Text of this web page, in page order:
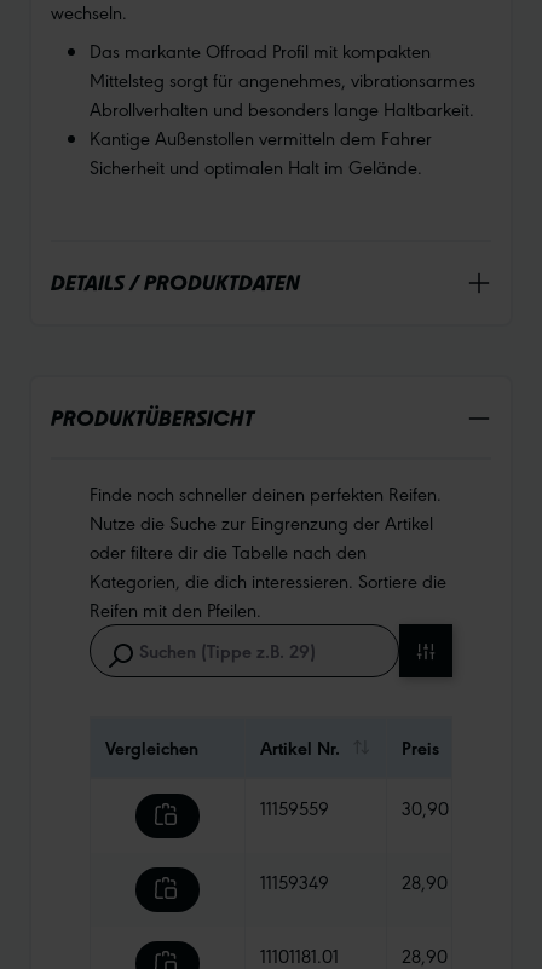
wechseln.
Das markante Offroad Profil mit kompakten
Mittelsteg sorgt für angenehmes, vibrationsarmes
Abrollverhalten und besonders lange Haltbarkeit.
Kantige Außenstollen vermitteln dem Fahrer
Sicherheit und optimalen Halt im Gelände.
DETAILS / PRODUKTDATEN
PRODUKTÜBERSICHT
Finde noch schneller deinen perfekten Reifen.
Nutze die Suche zur Eingrenzung der Artikel
oder filtere dir die Tabelle nach den
Kategorien, die dich interessieren. Sortiere die
Reifen mit den Pfeilen.
Vergleichen Artikel Nr. Preis
11159559 30,90 €
11159349 28,90 €
11101181.01 28,90 €